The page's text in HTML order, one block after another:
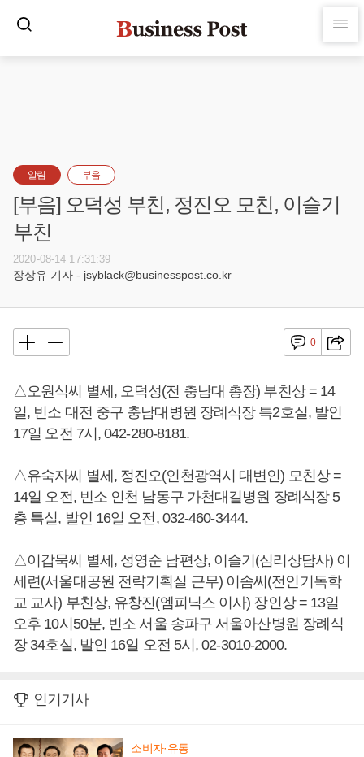
알림 부음
[부음] 오덕성 부친, 정진오 모친, 이슬기
부친
2020-08-14 17:31:39
장상유 기자 - jsyblack@businesspost.co.kr
0
△오원식씨 별세, 오덕성(전 충남대 총장) 부친상 = 14
일, 빈소 대전 중구 충남대병원 장례식장 특2호실, 발인
17일 오전 7시, 042-280-8181.
△유숙자씨 별세, 정진오(인천광역시 대변인) 모친상 =
14일 오전, 빈소 인천 남동구 가천대길병원 장례식장 5
층 특실, 발인 16일 오전, 032-460-3444.
△이갑묵씨 별세, 성영순 남편상, 이슬기(심리상담사) 이
세련(서울대공원 전략기획실 근무) 이솜씨(전인기독학
교 교사) 부친상, 유창진(엠피닉스 이사) 장인상 = 13일
오후 10시50분, 빈소 서울 송파구 서울아산병원 장례식
장 34호실, 발인 16일 오전 5시, 02-3010-2000.
인기기사
소비자·유통